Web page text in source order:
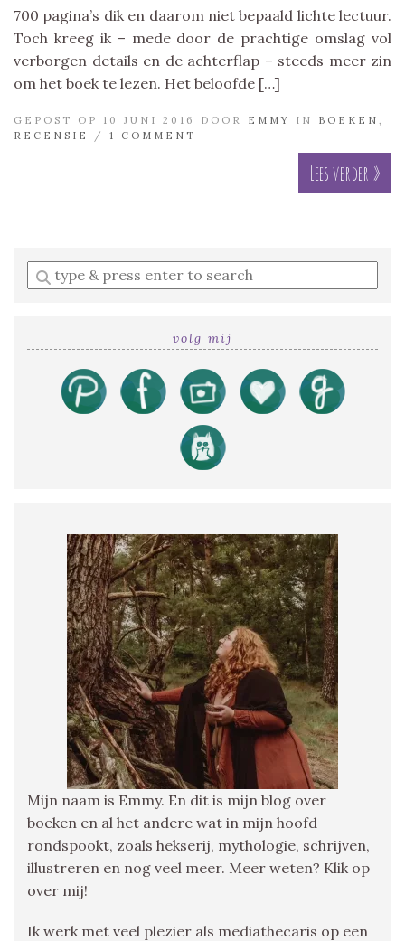
700 pagina’s dik en daarom niet bepaald lichte lectuur.
Toch kreeg ik – mede door de prachtige omslag vol
verborgen details en de achterflap – steeds meer zin
om het boek te lezen. Het beloofde […]
GEPOST OP 10 JUNI 2016 DOOR EMMY IN BOEKEN
RECENSIE
/ 1 COMMENT
Lees verder »
Enter
a
volg mij
Mijn naam is Emmy. En dit is mijn blog over
boeken en al het andere wat in mijn hoofd
rondspookt, zoals hekserij, mythologie, schrijven,
illustreren en nog veel meer. Meer weten? Klik op
over mij!
Ik werk met veel plezier als mediathecaris op een